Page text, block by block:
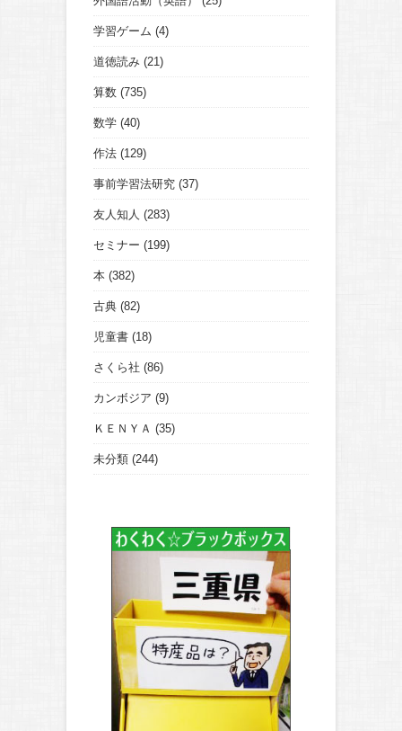
学習ゲーム (4)
道徳読み (21)
算数 (735)
数学 (40)
作法 (129)
事前学習法研究 (37)
友人知人 (283)
セミナー (199)
本 (382)
古典 (82)
児童書 (18)
さくら社 (86)
カンボジア (9)
ＫＥＮＹＡ (35)
未分類 (244)